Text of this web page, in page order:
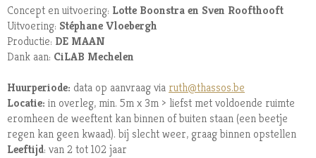
Concept en uitvoering: Lotte Boonstra en Sven Roofthooft
Uitvoering: Stéphane Vloebergh
Productie: DE MAAN
Dank aan: CiLAB Mechelen
Huurperiode: data op aanvraag via ruth@thassos.be
Locatie: in overleg, min. 5m x 3m > liefst met voldoende ruimte
eromheen de weeftent kan binnen of buiten staan (een beetje
regen kan geen kwaad). bij slecht weer, graag binnen opstellen
Leeftijd: van 2 tot 102 jaar